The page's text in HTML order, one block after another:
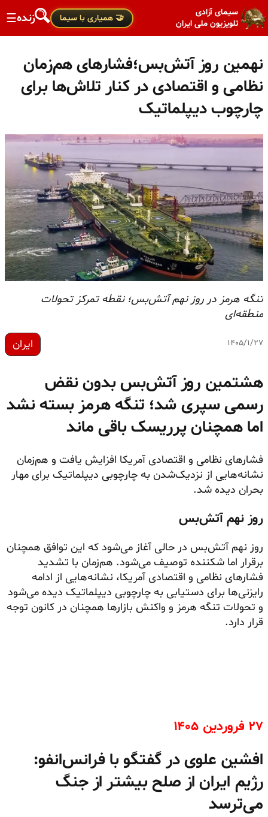
سیمای آزادی
تلویزیون ملی ایران
🤝 همیاری با سیما زنده☰
نهمین روز آتش‌بس؛فشارهای هم‌زمان
نظامی و اقتصادی در کنار تلاش‌ها برای
چارچوب دیپلماتیک
تنگه هرمز در روز نهم آتش‌بس؛ نقطه تمرکز تحولات
منطقه‌ای
۱۴۰۵/۱/۲۷ ایران
هشتمین روز آتش‌بس بدون نقض
رسمی سپری شد؛ تنگه هرمز بسته نشد
اما همچنان پرریسک باقی ماند
فشارهای نظامی و اقتصادی آمریکا افزایش یافت و هم‌زمان
نشانه‌هایی از نزدیک‌شدن به چارچوبی دیپلماتیک برای مهار
بحران دیده شد.
روز نهم آتش‌بس
روز نهم آتش‌بس در حالی آغاز می‌شود که این توافق همچنان
برقرار اما شکننده توصیف می‌شود. هم‌زمان با تشدید
فشارهای نظامی و اقتصادی آمریکا، نشانه‌هایی از ادامه
رایزنی‌ها برای دستیابی به چارچوبی دیپلماتیک دیده می‌شود
و تحولات تنگه هرمز و واکنش بازارها همچنان در کانون توجه
قرار دارد.
۲۷ فروردین ۱۴۰۵
افشین علوی در گفتگو با فرانس‌انفو:
رژیم ایران از صلح بیشتر از جنگ
می‌ترسد